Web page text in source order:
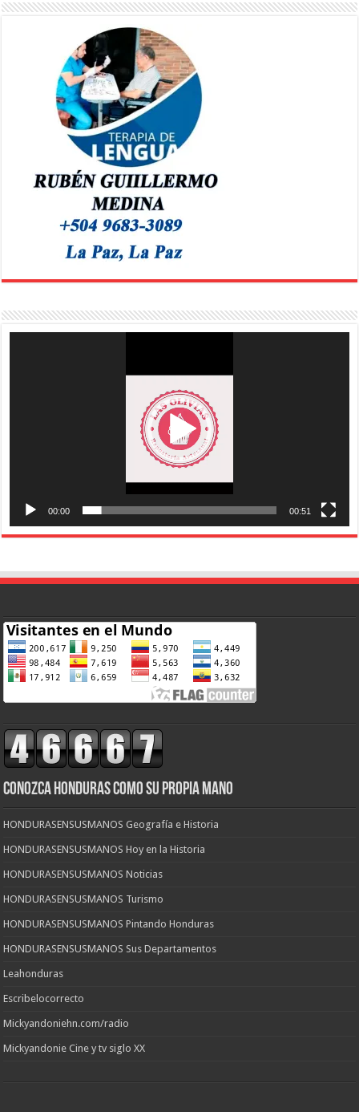
00:00 00:51
CONOZCA HONDURAS COMO SU PROPIA MANO
HONDURASENSUSMANOS Geografía e Historia
HONDURASENSUSMANOS Hoy en la Historia
HONDURASENSUSMANOS Noticias
HONDURASENSUSMANOS Turismo
HONDURASENSUSMANOS Pintando Honduras
HONDURASENSUSMANOS Sus Departamentos
Leahonduras
Escribelocorrecto
Mickyandoniehn.com/radio
Mickyandonie Cine y tv siglo XX